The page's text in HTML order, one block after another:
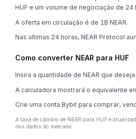
HUF e um volume de negociação de 24
A oferta em circulação é de 1B NEAR.
Nas últimas 24 horas, NEAR Protocol
Como converter NEAR para HUF
Insira a quantidade de NEAR que
A calculadora mostrará o equivalente
Crie uma conta Bybit para comprar,
A taxa de câmbio de NEAR para HUF é
nos dados do mercado.